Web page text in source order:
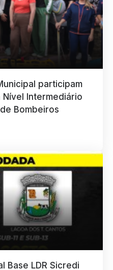
participam
Intermediário
Bombeiros
Base LDR Sicredi